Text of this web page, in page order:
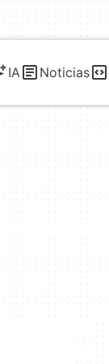
IA Noticias